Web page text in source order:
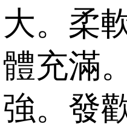
大。柔
體充滿
強。發